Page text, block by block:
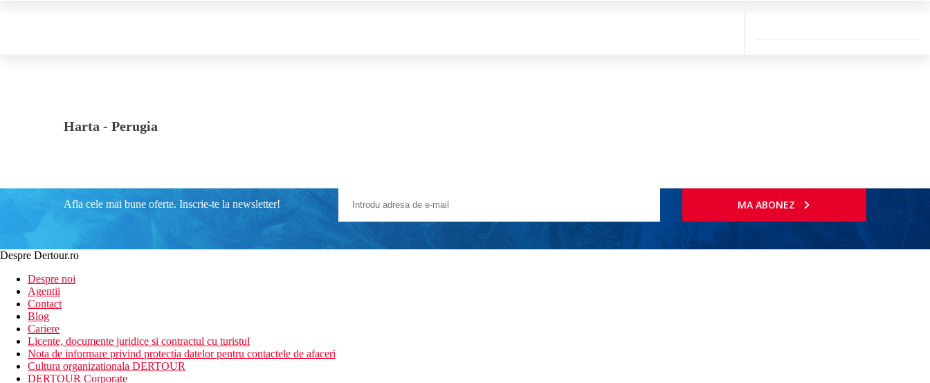
Harta - Perugia
Afla cele mai bune oferte. Inscrie-te la newsletter! MA ABONEZ
Despre Dertour.ro
Despre noi
Agentii
Contact
Blog
Cariere
Licente, documente juridice si contractul cu turistul
Nota de informare privind protectia datelor pentru contactele de afaceri
Cultura organizationala DERTOUR
DERTOUR Corporate